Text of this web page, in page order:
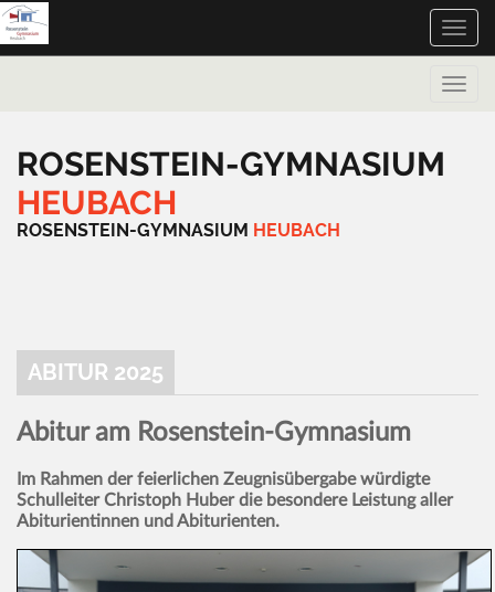
Toggle
Toggle
ROSENSTEIN-GYMNASIUM
HEUBACH
ROSENSTEIN-GYMNASIUM HEUBACH
ABITUR 2025
Abitur am Rosenstein-Gymnasium
Im Rahmen der feierlichen Zeugnisübergabe würdigte
Schulleiter Christoph Huber die besondere Leistung aller
Abiturientinnen und Abiturienten.